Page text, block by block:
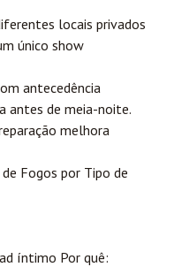
locais privados
único show
antecedência
antes de meia-noite.
melhora
Fogos por Tipo de
íntimo Por quê: